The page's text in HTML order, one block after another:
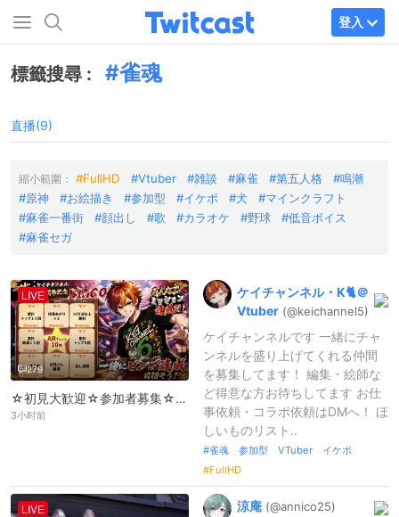
登入
標籤搜尋 : 雀魂
直播(9)
縮小範圍： FullHD Vtuber 雑談 麻雀 第五人格
鳴潮
原神
お絵描き 参加型 イケボ 犬
マインクラフト
麻雀一番街
顔出し 歌 カラオケ 野球
低音ボイス
麻雀セガ
LIVE
279
☆初見大歓迎☆参加者募集☆ ☆雀魂BINGO☆ 参加型配信☆ (」ﾟДﾟ)」ー－－スタート
3小时前
ケイチャンネル・K🐈＠
Vtuber (@keichannel5)
ケイチャンネルです 一緒にチャ
ンネルを盛り上げてくれる仲間
を募集してます！ 編集・絵師な
ど得意な方お待ちしてます お仕
事依頼・コラボ依頼はDMへ！ ほ
しいものリスト..
雀魂 参加型 VTuber イケボ
FullHD
LIVE 涼庵 (@annico25)